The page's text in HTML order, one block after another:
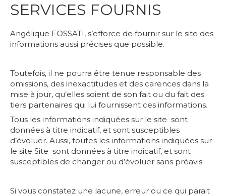
SERVICES FOURNIS
Angélique FOSSATI, s’efforce de fournir sur le site des
informations aussi précises que possible.
Toutefois, il ne pourra être tenue responsable des
omissions, des inexactitudes et des carences dans la
mise à jour, qu’elles soient de son fait ou du fait des
tiers partenaires qui lui fournissent ces informations.
Tous les informations indiquées sur le site sont
données à titre indicatif, et sont susceptibles
d’évoluer. Aussi, toutes les informations indiquées sur
le site Site sont données à titre indicatif, et sont
susceptibles de changer ou d’évoluer sans préavis.
Si vous constatez une lacune, erreur ou ce qui parait